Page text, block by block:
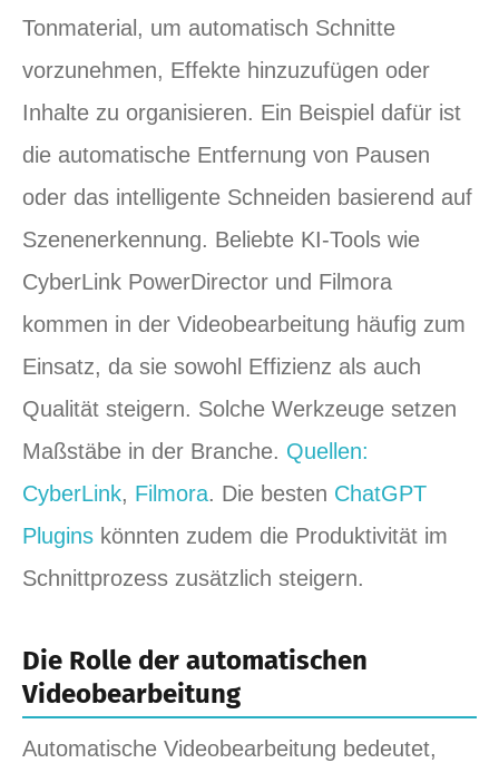
Tonmaterial, um automatisch Schnitte
vorzunehmen, Effekte hinzuzufügen oder
Inhalte zu organisieren. Ein Beispiel dafür ist
die automatische Entfernung von Pausen
oder das intelligente Schneiden basierend auf
Szenenerkennung. Beliebte KI-Tools wie
CyberLink PowerDirector und Filmora
kommen in der Videobearbeitung häufig zum
Einsatz, da sie sowohl Effizienz als auch
Qualität steigern. Solche Werkzeuge setzen
Maßstäbe in der Branche. Quellen:
CyberLink, Filmora. Die besten ChatGPT
Plugins könnten zudem die Produktivität im
Schnittprozess zusätzlich steigern.
Die Rolle der automatischen
Videobearbeitung
Automatische Videobearbeitung bedeutet,